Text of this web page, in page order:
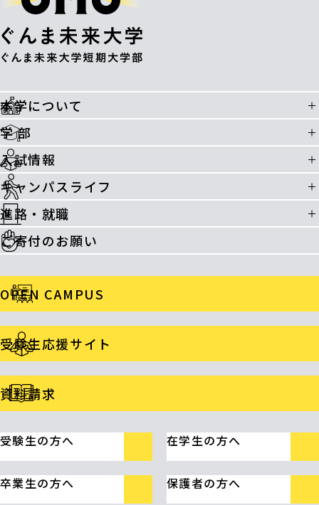
本学について
学 部
入試情報
キャンパスライフ
進路・就職
ご寄付のお願い
OPEN CAMPUS
受験生応援サイト
資料請求
受験生の方へ 在学生の方へ
卒業生の方へ 保護者の方へ